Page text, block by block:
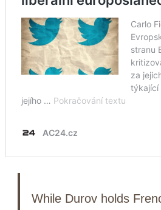
While Durov holds